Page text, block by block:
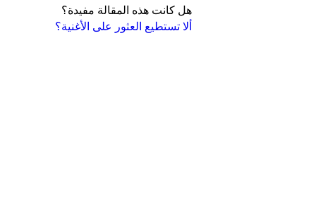
ألا تستطيع العثور على الأغنية؟
هل كانت هذه المقالة مفيدة؟